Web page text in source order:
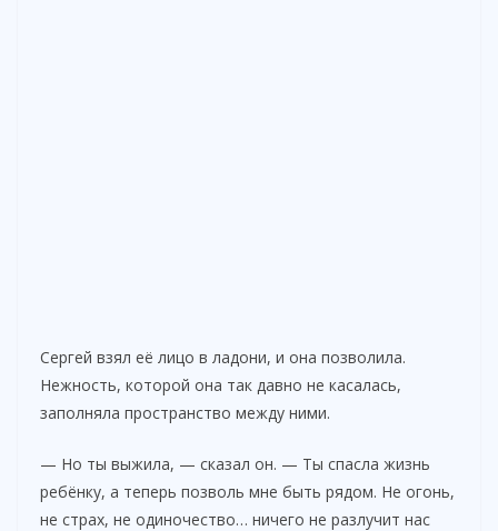
Сергей взял её лицо в ладони, и она позволила.
Нежность, которой она так давно не касалась,
заполняла пространство между ними.
— Но ты выжила, — сказал он. — Ты спасла жизнь
ребёнку, а теперь позволь мне быть рядом. Не огонь,
не страх, не одиночество… ничего не разлучит нас